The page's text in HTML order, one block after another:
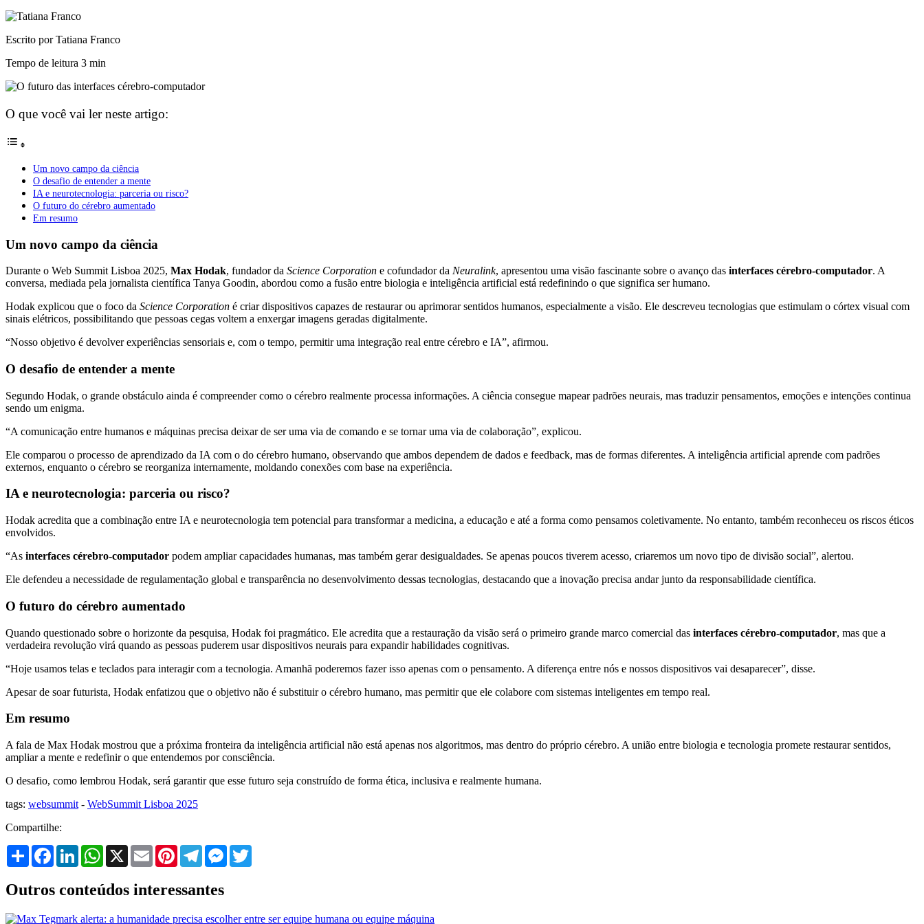
Escrito por Tatiana Franco
Tempo de leitura 3 min
O que você vai ler neste artigo:
Um novo campo da ciência
O desafio de entender a mente
IA e neurotecnologia: parceria ou risco?
O futuro do cérebro aumentado
Em resumo
Um novo campo da ciência
Durante o Web Summit Lisboa 2025, Max Hodak, fundador da Science Corporation e cofundador da Neuralink, apresentou uma visão fascinante sobre o avanço das interfaces cérebro-computador. A
conversa, mediada pela jornalista científica Tanya Goodin, abordou como a fusão entre biologia e inteligência artificial está redefinindo o que significa ser humano.
Hodak explicou que o foco da Science Corporation é criar dispositivos capazes de restaurar ou aprimorar sentidos humanos, especialmente a visão. Ele descreveu tecnologias que estimulam o córtex visual com
sinais elétricos, possibilitando que pessoas cegas voltem a enxergar imagens geradas digitalmente.
“Nosso objetivo é devolver experiências sensoriais e, com o tempo, permitir uma integração real entre cérebro e IA”, afirmou.
O desafio de entender a mente
Segundo Hodak, o grande obstáculo ainda é compreender como o cérebro realmente processa informações. A ciência consegue mapear padrões neurais, mas traduzir pensamentos, emoções e intenções continua
sendo um enigma.
“A comunicação entre humanos e máquinas precisa deixar de ser uma via de comando e se tornar uma via de colaboração”, explicou.
Ele comparou o processo de aprendizado da IA com o do cérebro humano, observando que ambos dependem de dados e feedback, mas de formas diferentes. A inteligência artificial aprende com padrões
externos, enquanto o cérebro se reorganiza internamente, moldando conexões com base na experiência.
IA e neurotecnologia: parceria ou risco?
Hodak acredita que a combinação entre IA e neurotecnologia tem potencial para transformar a medicina, a educação e até a forma como pensamos coletivamente. No entanto, também reconheceu os riscos éticos
envolvidos.
“As interfaces cérebro-computador podem ampliar capacidades humanas, mas também gerar desigualdades. Se apenas poucos tiverem acesso, criaremos um novo tipo de divisão social”, alertou.
Ele defendeu a necessidade de regulamentação global e transparência no desenvolvimento dessas tecnologias, destacando que a inovação precisa andar junto da responsabilidade científica.
O futuro do cérebro aumentado
Quando questionado sobre o horizonte da pesquisa, Hodak foi pragmático. Ele acredita que a restauração da visão será o primeiro grande marco comercial das interfaces cérebro-computador, mas que a
verdadeira revolução virá quando as pessoas puderem usar dispositivos neurais para expandir habilidades cognitivas.
“Hoje usamos telas e teclados para interagir com a tecnologia. Amanhã poderemos fazer isso apenas com o pensamento. A diferença entre nós e nossos dispositivos vai desaparecer”, disse.
Apesar de soar futurista, Hodak enfatizou que o objetivo não é substituir o cérebro humano, mas permitir que ele colabore com sistemas inteligentes em tempo real.
Em resumo
A fala de Max Hodak mostrou que a próxima fronteira da inteligência artificial não está apenas nos algoritmos, mas dentro do próprio cérebro. A união entre biologia e tecnologia promete restaurar sentidos,
ampliar a mente e redefinir o que entendemos por consciência.
O desafio, como lembrou Hodak, será garantir que esse futuro seja construído de forma ética, inclusiva e realmente humana.
tags: websummit - WebSummit Lisboa 2025
Compartilhe:
Share FacebookLinkedInWhatsApp
X Email PinterestTelegramMessenger
Outros conteúdos interessantes